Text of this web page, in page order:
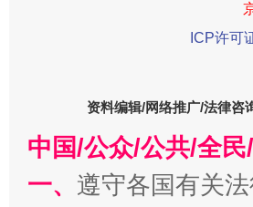
ICP许可
资料编辑/网络推广/法律咨
中国/公众/公共/全
一、 遵守各国有关